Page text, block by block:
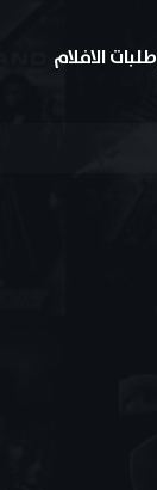
طلبات الافلام